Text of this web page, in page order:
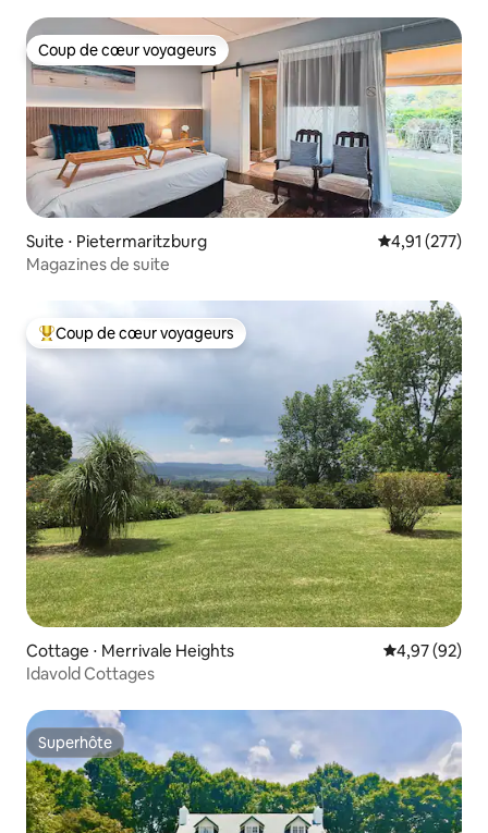
Coup de cœur voyageurs
Coup de cœur voyageurs
Suite ⋅ Pietermaritzburg Évaluation
4,91 (277)
Magazines de suite
Coups de cœur voyageurs les plus appréciés
Coup de cœur voyageurs
Cottage ⋅ Merrivale Heights Évaluation
4,97 (92)
Idavold Cottages
Superhôte
Superhôte